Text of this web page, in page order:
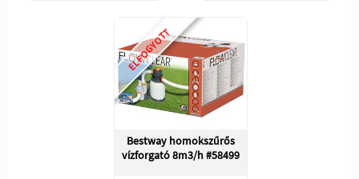
ELFOGYOTT
Bestway homokszűrős
vízforgató 8m3/h #58499